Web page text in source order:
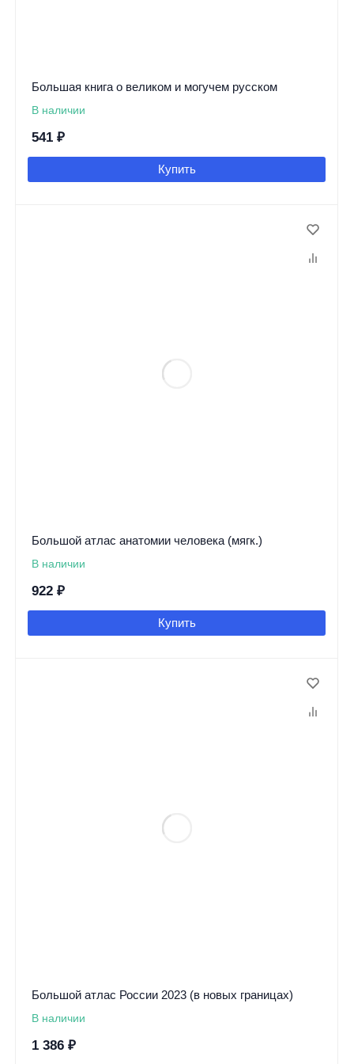
Большая книга о великом и могучем русском
В наличии
541 ₽
Купить
Большой атлас анатомии человека (мягк.)
В наличии
922 ₽
Купить
Большой атлас России 2023 (в новых границах)
В наличии
1 386 ₽